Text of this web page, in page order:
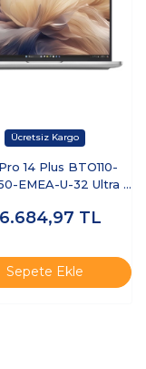
14 Plus BTO110-
EMEA-U-32 Ultra 7
Dizüstü Bilgisayar
TL
Sepete Ekle